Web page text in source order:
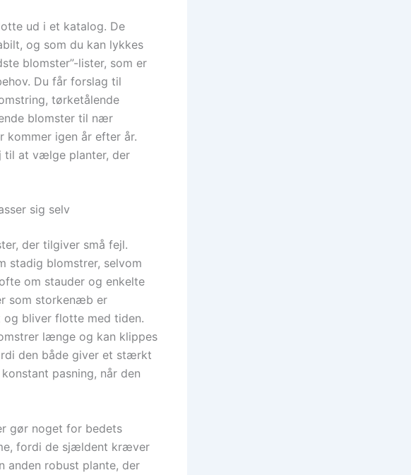
ud i et katalog. De
og som du kan lykkes
blomster”-lister, som er
Du får forslag til
tørketålende
blomster til nær
kommer igen år efter år.
til at vælge planter, der
sig selv
der tilgiver små fejl.
stadig blomstrer, selvom
om stauder og enkelte
som storkenæb er
bliver flotte med tiden.
længe og kan klippes
den både giver et stærkt
pasning, når den
gør noget for bedets
fordi de sjældent kræver
anden robust plante, der